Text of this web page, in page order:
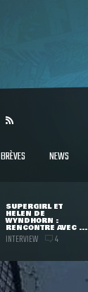
BRÈVES NEWS
SUPERGIRL ET
HELEN DE
WYNDHORN :
RENCONTRE AVEC ...
INTERVIEW 4